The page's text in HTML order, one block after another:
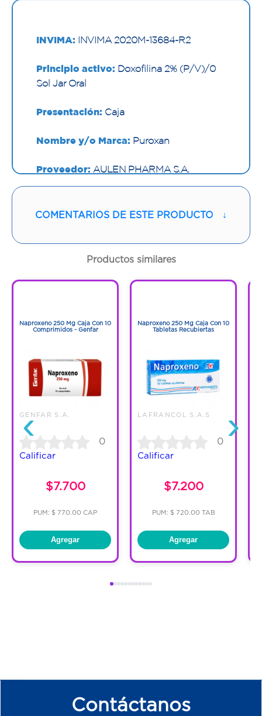
INVIMA: INVIMA 2020M-13684-R2
Principio activo: Doxofilina 2% (P/V)/0
Sol Jar Oral
Presentación: Caja
Nombre y/o Marca: Puroxan
Proveedor: AULEN PHARMA S.A.
1 Frasco
Código:439849
COMENTARIOS DE ESTE PRODUCTO ↓
Productos similares
‹
Naproxeno 250 Mg Caja Con 10
Comprimidos - Genfar
GENFAR S.A.
0
Calificar
$7.700
PUM: $ 770.00 CAP
Agregar
Naproxeno 250 Mg Caja Con 10
Tabletas Recubiertas
LAFRANCOL S.A.S
0
Calificar
$7.200
PUM: $ 720.00 TAB
Agregar
›
Contáctanos